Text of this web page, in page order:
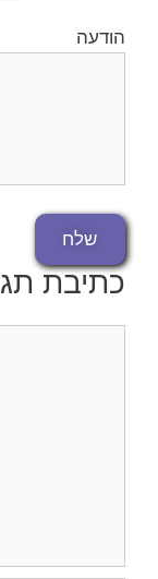
הודעה
כתיבת